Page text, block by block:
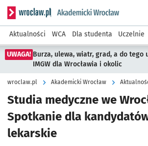
Serwis informacyjny wroclaw.pl
Aktualności WCA Dla studenta Uczelnie
UWAGA! Burza, ulewa, wiatr, grad, a do tego
IMGW dla Wrocławia i okolic
wroclaw.pl Akademicki Wrocław
Studia medyczne we
Spotkanie dla
lekarskie